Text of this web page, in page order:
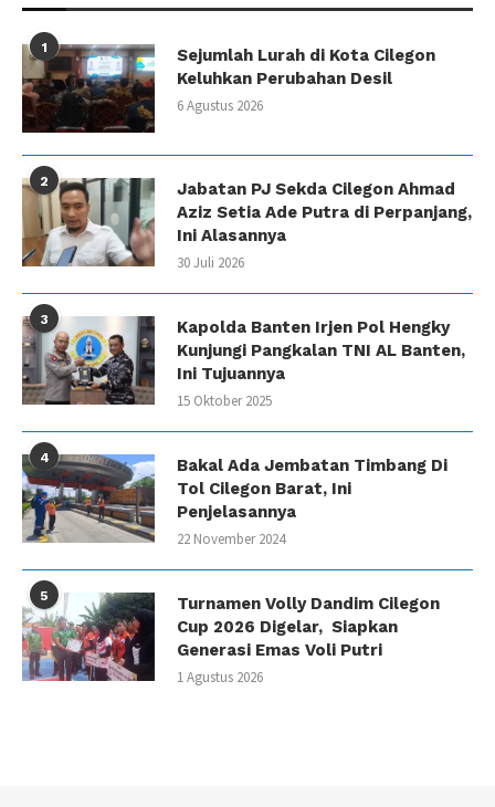
1
Sejumlah Lurah di Kota Cilegon
Keluhkan Perubahan Desil
6 Agustus 2026
2
Jabatan PJ Sekda Cilegon Ahmad
Aziz Setia Ade Putra di Perpanjang,
Ini Alasannya
30 Juli 2026
3
Kapolda Banten Irjen Pol Hengky
Kunjungi Pangkalan TNI AL Banten,
Ini Tujuannya
15 Oktober 2025
4
Bakal Ada Jembatan Timbang Di
Tol Cilegon Barat, Ini
Penjelasannya
22 November 2024
5
Turnamen Volly Dandim Cilegon
Cup 2026 Digelar, Siapkan
Generasi Emas Voli Putri
1 Agustus 2026